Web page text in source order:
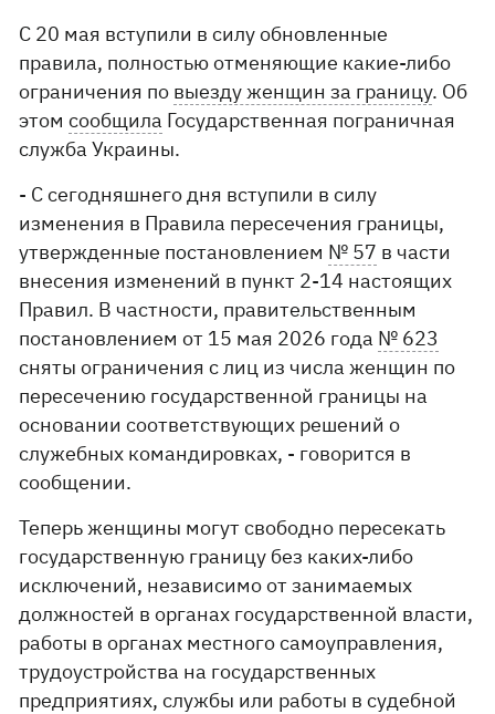
С 20 мая вступили в силу обновленные
правила, полностью отменяющие какие-либо
ограничения по выезду женщин за границу. Об
этомсообщила Государственная пограничная
служба Украины.
- С сегодняшнего дня вступили в силу
изменения в Правила пересечения границы,
утвержденные постановлением № 57 в части
внесения изменений в пункт 2-14 настоящих
Правил. В частности, правительственным
постановлением от 15 мая 2026 года № 623
сняты ограничения с лиц из числа женщин по
пересечению государственной границы на
основании соответствующих решений о
служебных командировках, - говорится в
сообщении.
Теперь женщины могут свободно пересекать
государственную границу без каких-либо
исключений, независимо от занимаемых
должностей в органах государственной власти,
работы в органах местного самоуправления,
трудоустройства на государственных
предприятиях, службы или работы в судебной